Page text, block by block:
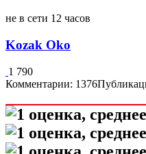
не в сети 12 часов
Kozak Oko
1 790
Комментарии: 1376